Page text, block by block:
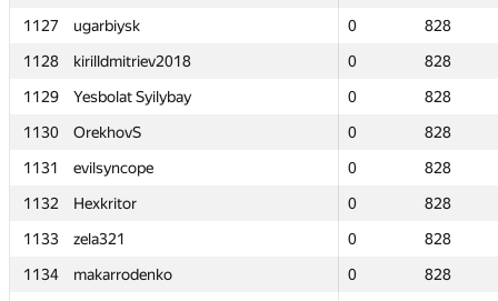
1127
ugarbiysk 0
828
1128
kirilldmitriev2018 0
828
1129
Yesbolat Syilybay 0
828
1130
OrekhovS 0
828
1131
evilsyncope 0
828
1132
Hexkritor 0
828
1133
zela321 0
828
1134
makarrodenko 0
828
1127
ugarbiysk 0
828
1128
kirilldmitriev2018 0
828
1129
Yesbolat Syilybay 0
828
1130
OrekhovS 0
828
1131
evilsyncope 0
828
1132
Hexkritor 0
828
1133
zela321 0
828
1134
makarrodenko 0
828